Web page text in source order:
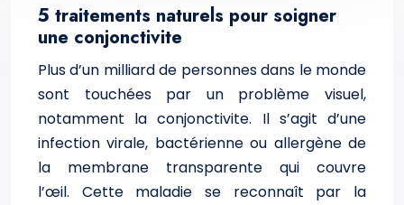
5 traitements naturels pour soigner
une conjonctivite
Plus d’un milliard de personnes dans le monde
sont touchées par un problème visuel,
notamment la conjonctivite. Il s’agit d’une
infection virale, bactérienne ou allergène de
la membrane transparente qui couvre
l’œil. Cette maladie se reconnaît par la